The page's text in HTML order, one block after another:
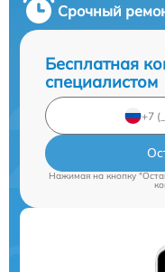
Срочный
Бесплатная
специалистом
Нажимая на кнопку